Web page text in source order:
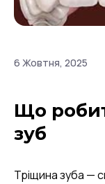
6 Жовтня, 2025
Що
зуб
Тріщина зуба —